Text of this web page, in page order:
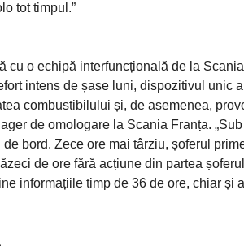
tot timpul.”
cu o echipă interfuncțională de la
intens de șase luni, dispozitivul unic
combustibilului și, de asemenea,
de omologare la Scania Franța.
bord. Zece ore mai târziu, șoferul
de ore fără acțiune din partea
informațiile timp de 36 de ore, chiar și